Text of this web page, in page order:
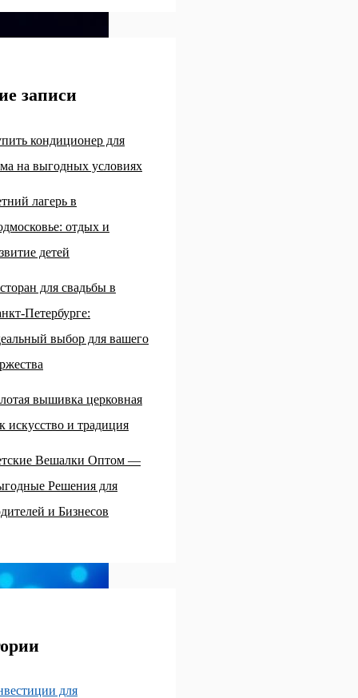
записи
кондиционер для
на выгодных условиях
лагерь в
отдых и
детей
для свадьбы в
Петербурге:
выбор для вашего
вышивка церковная
искусство и традиция
Вешалки Оптом —
Решения для
и Бизнесов
для